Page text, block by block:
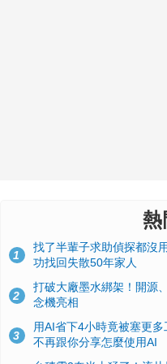
熱
1
找了半輩子求助偵探都沒
功找回失散50年家人
2
打破大廠墨水綁架！開源
念機亮相
3
用AI省下4小時竟被塞更
不再跟你分享怎麼使用AI